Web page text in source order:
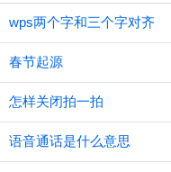
wps两个字和三个字对齐
春节起源
怎样关闭拍一拍
语音通话是什么意思